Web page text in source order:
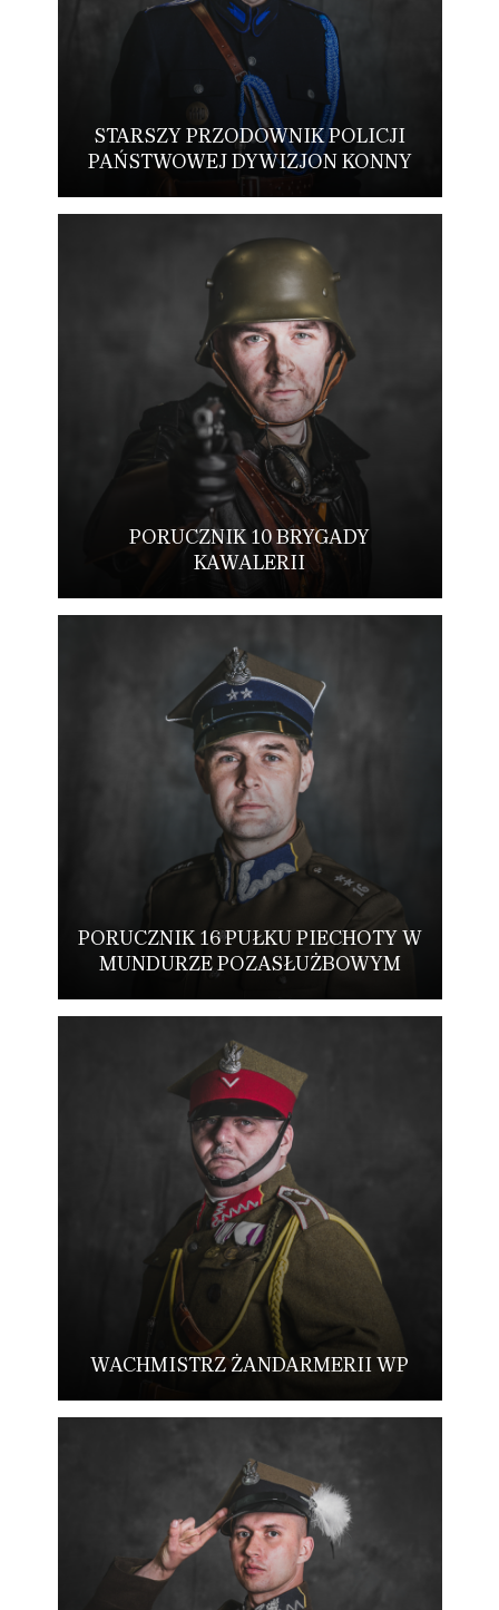
STARSZY PRZODOWNIK POLICJI
PAŃSTWOWEJ DYWIZJON KONNY
PORUCZNIK 10 BRYGADY
KAWALERII
PORUCZNIK 16 PUŁKU PIECHOTY W
MUNDURZE POZASŁUŻBOWYM
WACHMISTRZ ŻANDARMERII WP